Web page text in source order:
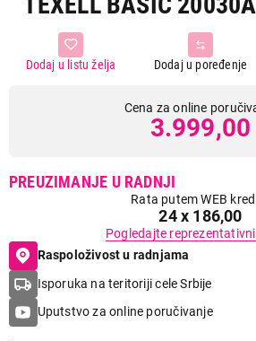
Dodaj u poređenje
Dodaj u listu želja
Cena za online
3.999,00
PREUZIMANJE U RADNJI
Rata putem WEB
24 x 186,00
Pogledajte
Raspoloživost u radnjama
Isporuka na teritoriji cele Srbije
Uputstvo za online poručivanje